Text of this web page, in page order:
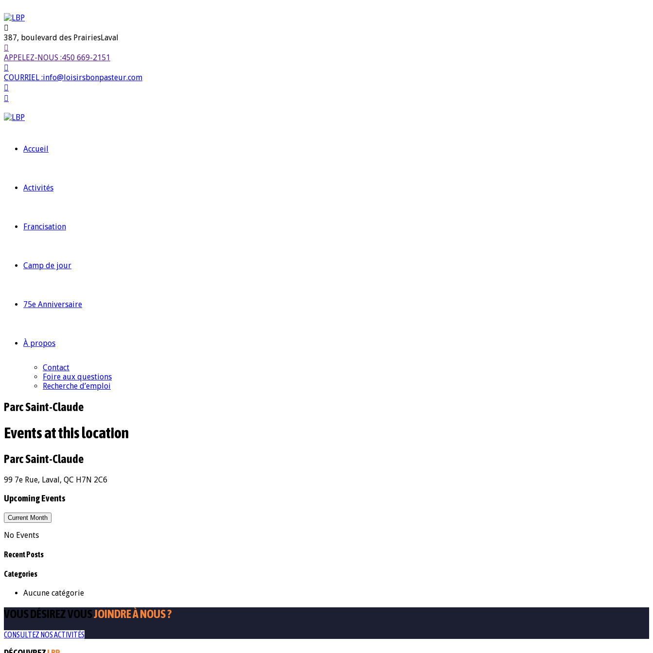
387, boulevard des PrairiesLaval
APPELEZ-NOUS :450 669-2151
COURRIEL :info@loisirsbonpasteur.com
Accueil
Activités
Francisation
Camp de jour
75e Anniversaire
À propos
Contact
Foire aux questions
Recherche d’emploi
Parc Saint-Claude
Events at this location
Parc Saint-Claude
99 7e Rue, Laval, QC H7N 2C6
Upcoming Events
Current Month
No Events
Recent Posts
Categories
Aucune catégorie
VOUS DÉSIREZ VOUSJOINDRE À NOUS ?
CONSULTEZ NOS ACTIVITÉS